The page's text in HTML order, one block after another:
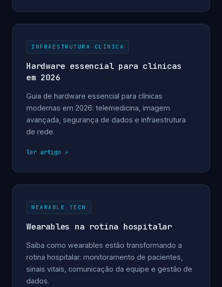
INFRAESTRUTURA CLÍNICA
Hardware essencial para clínicas
em 2026
Guia de hardware essencial para clínicas
modernas em 2026: telemedicina, imagem
avançada, segurança de dados e infraestrutura
de rede.
ler artigo
WEARABLE TECH
Wearables na rotina hospitalar
Saiba como wearables estão transformando a
rotina hospitalar: monitoramento de pacientes,
sinais vitais, comunicação da equipe e gestão de
dados.